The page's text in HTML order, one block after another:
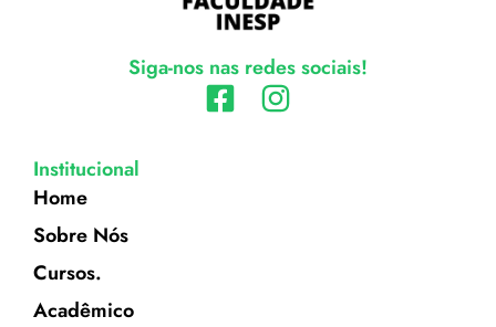
Siga-nos nas redes sociais!
Institucional
Home
Sobre Nós
Cursos.
Acadêmico